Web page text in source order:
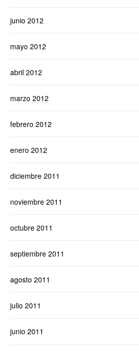
junio 2012
mayo 2012
abril 2012
marzo 2012
febrero 2012
enero 2012
diciembre 2011
noviembre 2011
octubre 2011
septiembre 2011
agosto 2011
julio 2011
junio 2011